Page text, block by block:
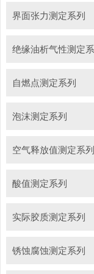
界面张力测定系列
绝缘油析气性测定
自燃点测定系列
泡沫测定系列
空气释放值测定系列
酸值测定系列
实际胶质测定系列
锈蚀腐蚀测定系列